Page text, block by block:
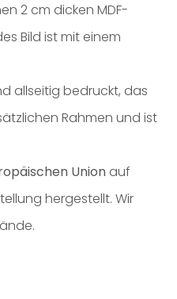
2 cm dicken MDF-
Bild ist mit einem
allseitig bedruckt, das
Rahmen und ist
Union auf
hergestellt. Wir